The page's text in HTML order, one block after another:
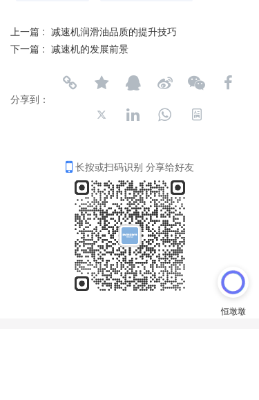
上一篇 : 减速机润滑油品质的提升技巧
下一篇 : 减速机的发展前景
分享到：
长按或扫码识别 分享给好友